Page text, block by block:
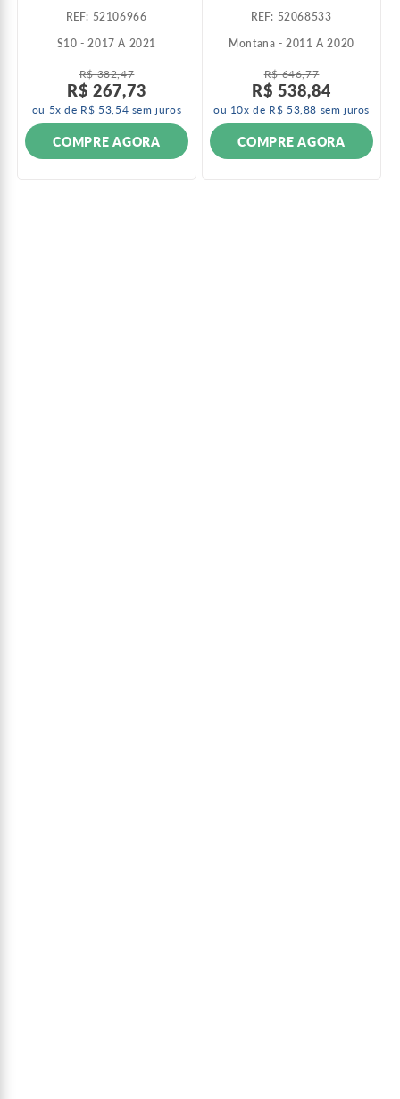
: 52106966
S10 - 2017 A 2021
R$ 382,47
R$ 267,73
ou 5x de R$ 53, 54 sem juros
COMPRE AGORA
: 52068533
Montana - 2011 A 2020
R$ 646,77
R$ 538,84
ou 10x de R$ 53,88 sem juros
COMPRE AGORA